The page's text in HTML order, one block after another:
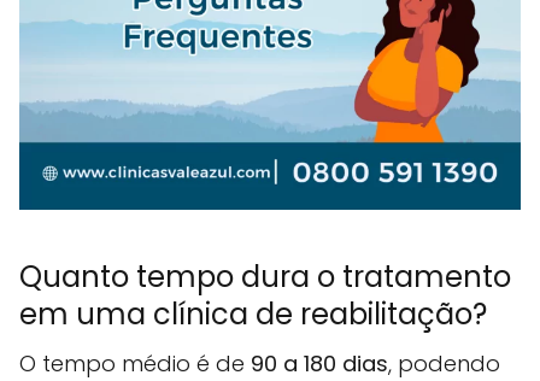
Quanto tempo dura o tratamento
em uma clínica de reabilitação?
O tempo médio é de 90 a 180 dias, podendo